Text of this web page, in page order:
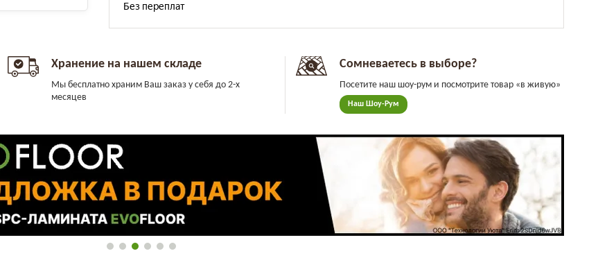
Хранение на нашем складе
Мы бесплатно храним Ваш заказ у себя до 2-х
месяцев
Сомневаетесь в выборе?
Посетите наш шоу-рум и посмотрите товар «в живую»
Наш Шоу-Рум